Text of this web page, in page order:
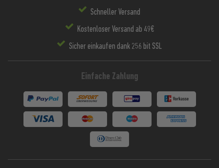
Schneller Versand
Kostenloser Versand ab 49€
Sicher einkaufen dank 256 bit SSL
Einfache Zahlung